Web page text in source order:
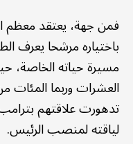
فمن جهة، يعتقد معظم
باختياره مرشحا يعرف
مسيرة حياته الخاصة،
العشرات وربما المئات
تدهورت علاقتهم
لياقته لمنصب الرئيس.